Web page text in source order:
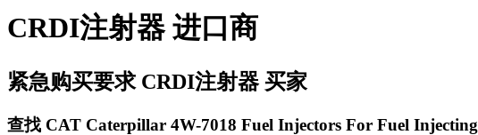
CRDI注射器 进口商
紧急购买要求 CRDI注射器 买家
查找 CAT Caterpillar 4W-7018 Fuel Injectors For Fuel Injecting